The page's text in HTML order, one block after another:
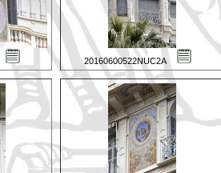
20160600522NUC2A